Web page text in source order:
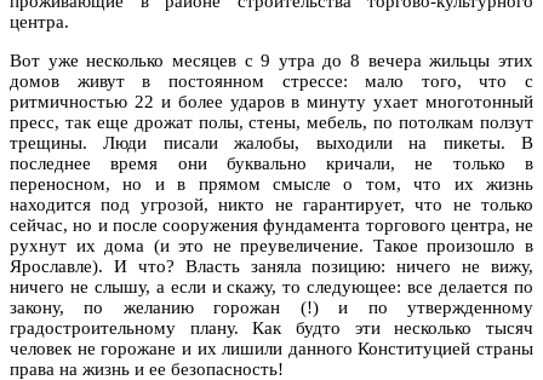
центра.
Вот уже несколько месяцев с 9 утра до 8 вечера жильцы этих
домов живут в постоянном стрессе: мало того, что с
ритмичностью 22 и более ударов в минуту ухает многотонный
пресс, так еще дрожат полы, стены, мебель, по потолкам ползут
трещины. Люди писали жалобы, выходили на пикеты. В
последнее время они буквально кричали, не только в
переносном, но и в прямом смысле о том, что их жизнь
находится под угрозой, никто не гарантирует, что не только
сейчас, но и после сооружения фундамента торгового центра, не
рухнут их дома (и это не преувеличение. Такое произошло в
Ярославле). И что? Власть заняла позицию: ничего не вижу,
ничего не слышу, а если и скажу, то следующее: все делается по
закону, по желанию горожан (!) и по утвержденному
градостроительному плану. Как будто эти несколько тысяч
человек не горожане и их лишили данного Конституцией страны
права на жизнь и ее безопасность!